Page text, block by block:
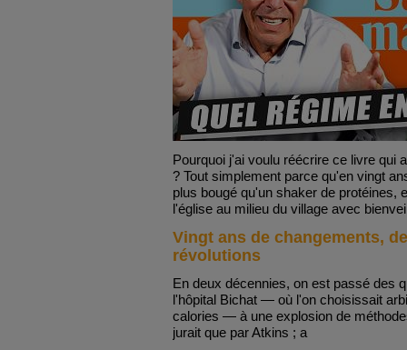
Pourquoi j'ai voulu réécrire ce livre qui
? Tout simplement parce qu'en vingt
plus bougé qu'un shaker de protéines,
l'église au milieu du village avec
Vingt ans de changements,
révolutions
En deux décennies, on est passé des
l'hôpital Bichat — où l'on choisissait
calories — à une explosion de
jurait que par Atkins ; a